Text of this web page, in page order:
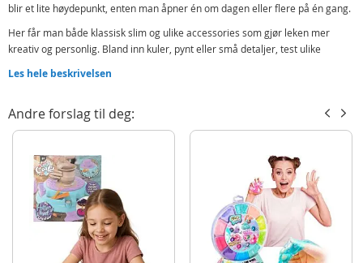
blir et lite høydepunkt, enten man åpner én om dagen eller flere på én gang.
Her får man både klassisk slim og ulike accessories som gjør leken mer
kreativ og personlig. Bland inn kuler, pynt eller små detaljer, test ulike
elastisk - og alt er klart for timevis med klissete moro.
virkelig vil fylle samlingen sin.
24 overraskelser med slim og tilbehør
Innholdet varierer mellom lukene. Slim og tilbehør kan ha ulike farger og
teksturer.
Les hele beskrivelsen
Andre forslag til deg: